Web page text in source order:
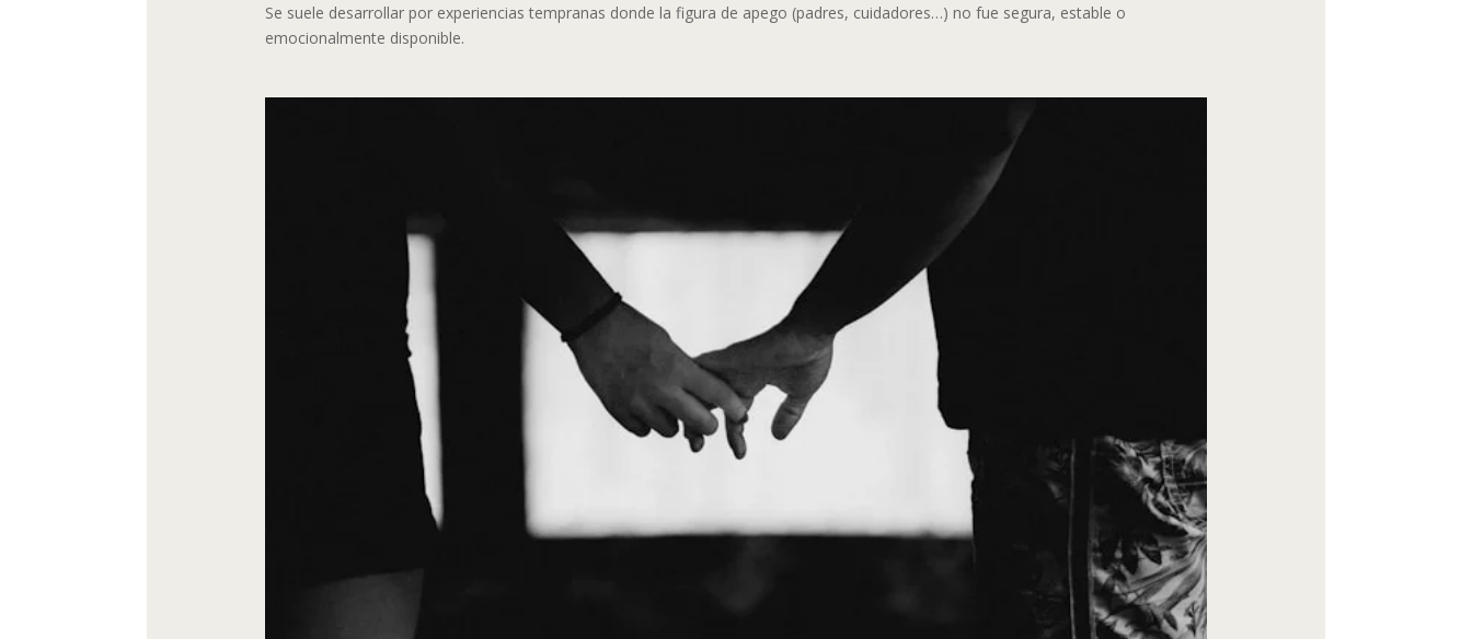
Se suele desarrollar por experiencias tempranas donde la figura de apego (padres, cuidadores…) no fue segura, estable o
emocionalmente disponible.